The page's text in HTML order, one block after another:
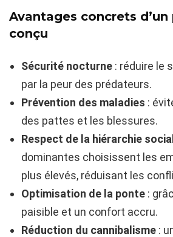
Avantages concrets
conçu
Sécurité nocturne : réduire le
par la peur des prédateurs.
Prévention des maladies :
des pattes et les blessures.
Respect de la hiérarchie
dominantes choisissent les
plus élevés, réduisant les
Optimisation de la ponte :
paisible et un confort accru.
Réduction du cannibalisme :